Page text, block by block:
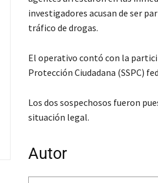
investigadores acusan de ser
tráfico de drogas.
El operativo contó con la
Protección Ciudadana (SSPC)
Los dos sospechosos fueron
situación legal.
Autor